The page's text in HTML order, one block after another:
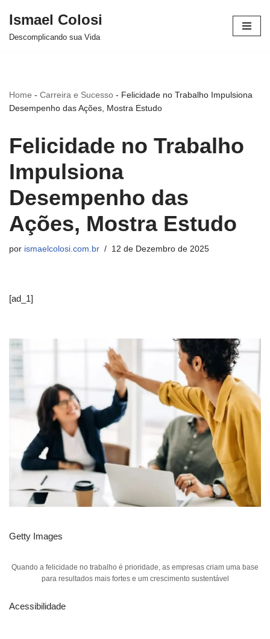
Avançar
Ismael Colosi
Descomplicando sua Vida
Home - Carreira e Sucesso - Felicidade no Trabalho Impulsiona
Desempenho das Ações, Mostra Estudo
Felicidade no Trabalho
Impulsiona
Desempenho das
Ações, Mostra Estudo
por ismaelcolosi.com.br 12 de Dezembro de 2025
[ad_1]
Getty Images
Quando a felicidade no trabalho é prioridade, as empresas criam uma base
para resultados mais fortes e um crescimento sustentável
Acessibilidade